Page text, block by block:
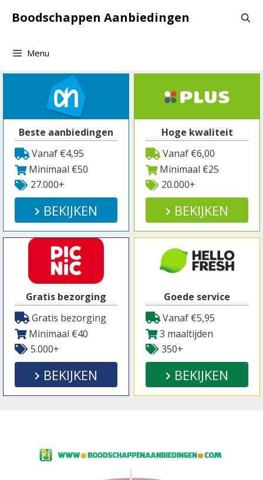
naarBoodschappen Aanbiedingen
Menu
Beste aanbiedingen
Vanaf €4,95
Minimaal €50
27.000+
BEKIJKEN
Hoge kwaliteit
Vanaf €6,00
Minimaal €25
20.000+
BEKIJKEN
Gratis bezorging
Gratis bezorging
Minimaal €40
5.000+
BEKIJKEN
Goede service
Vanaf €5,95
3 maaltijden
350+
BEKIJKEN